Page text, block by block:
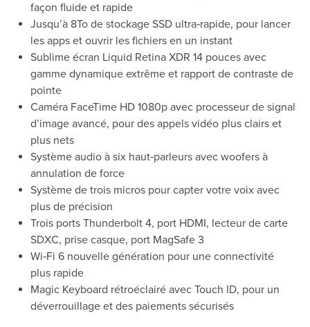
façon fluide et rapide
Jusqu’à 8To de stockage SSD ultra‑rapide, pour lancer
les apps et ouvrir les fichiers en un instant
Sublime écran Liquid Retina XDR 14 pouces avec
gamme dynamique extrême et rapport de contraste de
pointe
Caméra FaceTime HD 1080p avec processeur de signal
d’image avancé, pour des appels vidéo plus clairs et
plus nets
Système audio à six haut‑parleurs avec woofers à
annulation de force
Système de trois micros pour capter votre voix avec
plus de précision
Trois ports Thunderbolt 4, port HDMI, lecteur de carte
SDXC, prise casque, port MagSafe 3
Wi‑Fi 6 nouvelle génération pour une connectivité
plus rapide
Magic Keyboard rétroéclairé avec Touch ID, pour un
déverrouillage et des paiements sécurisés